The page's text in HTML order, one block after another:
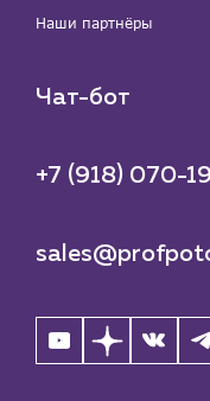
Наши партнёры
Чат-бот
+7 (918) 070-